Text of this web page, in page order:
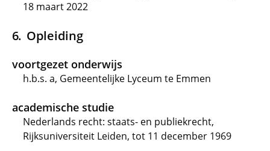
18 maart 2022
Opleiding
voortgezet onderwijs
h.b.s. a, Gemeentelijke Lyceum te Emmen
academische studie
Nederlands recht: staats- en publiekrecht,
Rijksuniversiteit Leiden, tot 11 december 1969